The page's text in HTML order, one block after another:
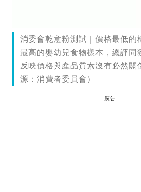
消委會乾意粉測試｜價格最低的
最高的嬰幼兒食物樣本，總評同
反映價格與產品質素沒有必然關
源：消費者委員會）
廣告